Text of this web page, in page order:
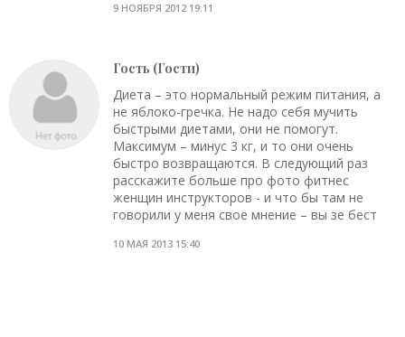
9 НОЯБРЯ 2012 19:11
Гость (Гости)
Диета – это нормальный режим питания, а
не яблоко-гречка. Не надо себя мучить
быстрыми диетами, они не помогут.
Максимум – минус 3 кг, и то они очень
быстро возвращаются. В следующий раз
расскажите больше про фото фитнес
женщин инструкторов - и что бы там не
говорили у меня свое мнение – вы зе бест
10 МАЯ 2013 15:40